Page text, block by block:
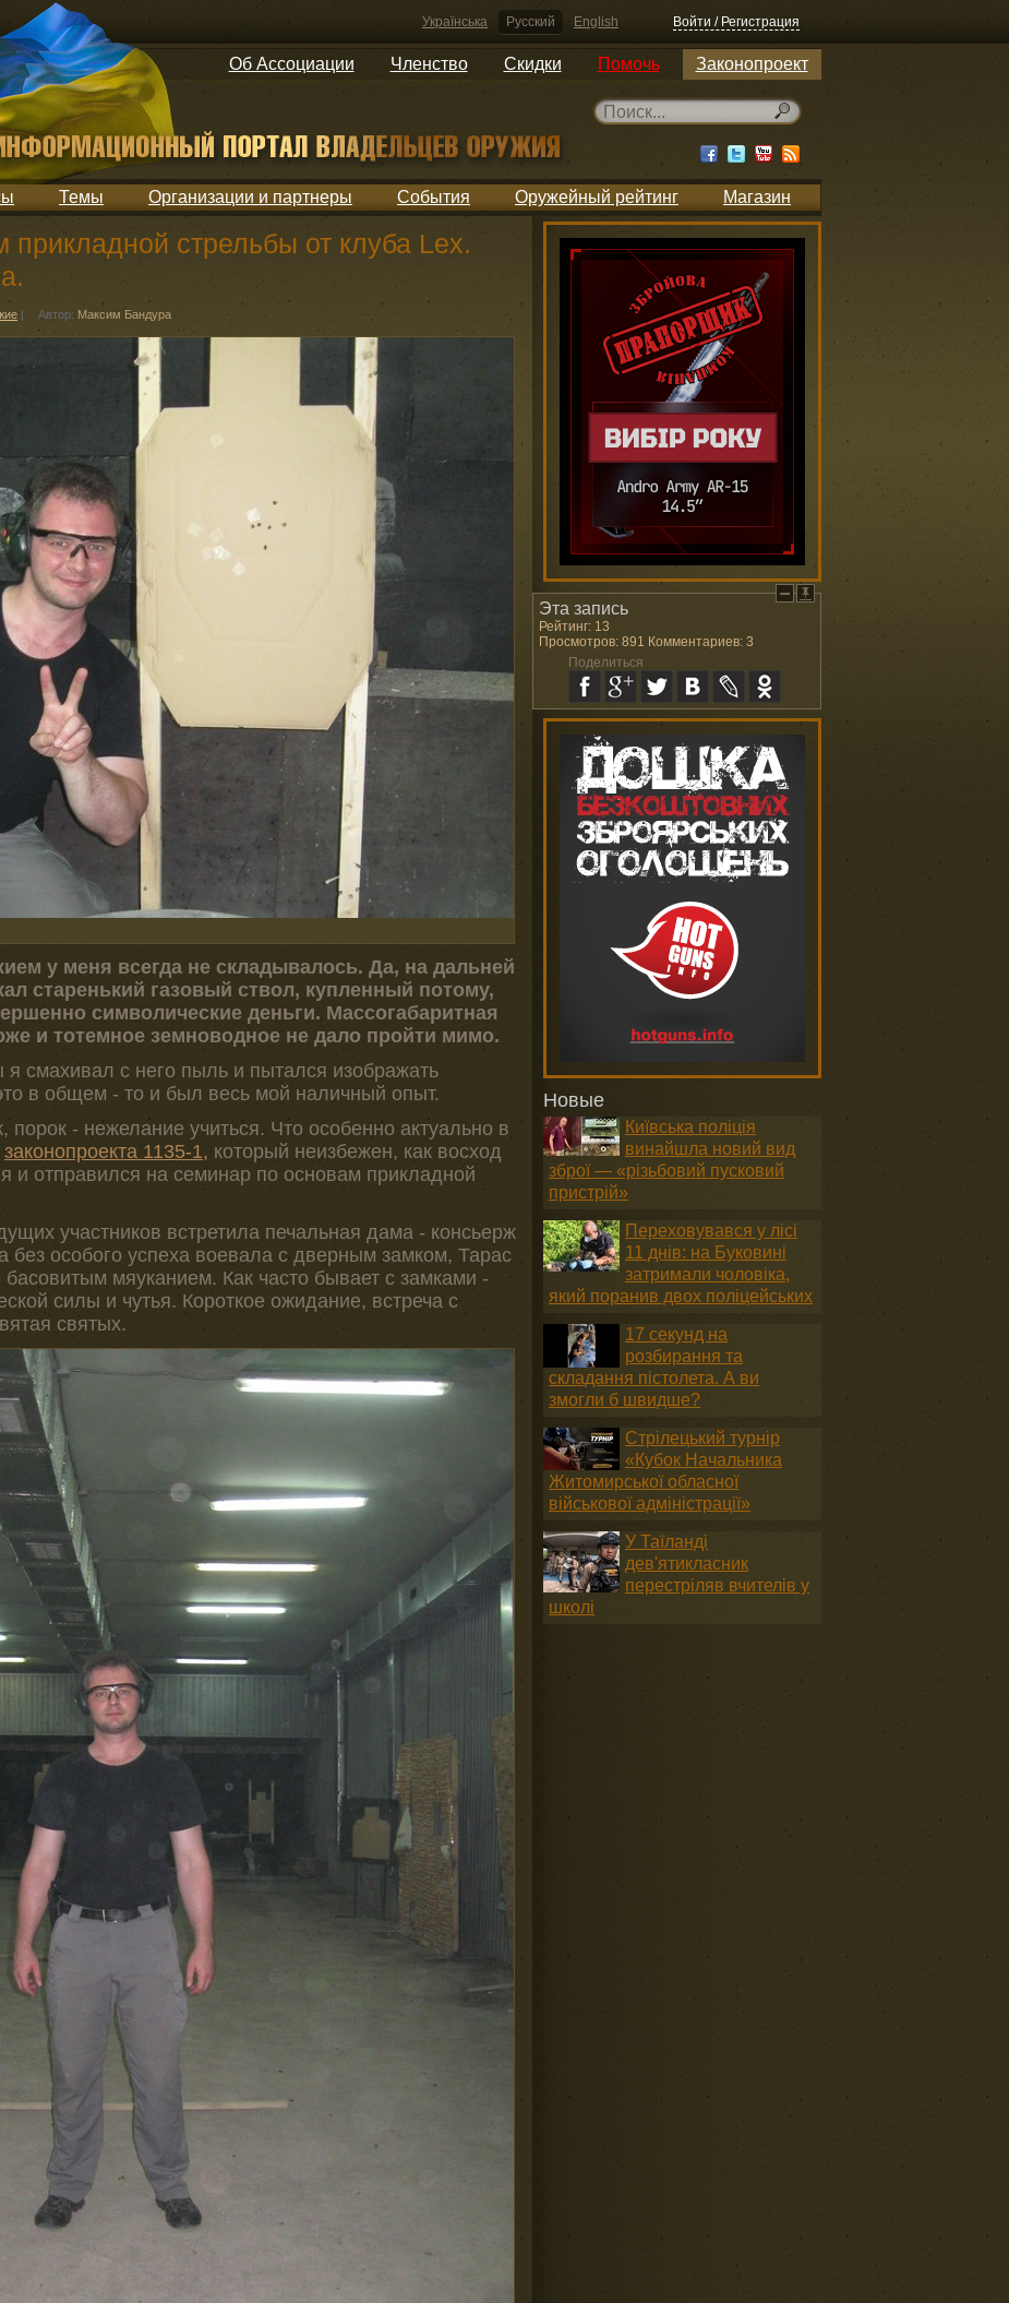
Українська Русский English Войти / Регистрация
Об Ассоциации Членство Скидки Помочь Законопроект
Темы Организации и партнеры События Оружейный рейтинг Магазин
стрельбы от клуба Lex.
| Автор: Максим Бандура
у меня всегда не складывалось. Да, на дальней
старенький газовый ствол, купленный потому,
символические деньги. Массогабаритная
и тотемное земноводное не дало пройти мимо.
смахивал с него пыль и пытался изображать
в общем - то и был весь мой наличный опыт.
порок - нежелание учиться. Что особенно актуально в
законопроекта 1135-1, который неизбежен, как восход
и отправился на семинар по основам прикладной
участников встретила печальная дама - консьерж
без особого успеха воевала с дверным замком, Тарас
мяуканием. Как часто бывает с замками -
силы и чутья. Короткое ожидание, встреча с
святых.
Новые
Київська поліція
винайшла новий вид
зброї — «різьбовий пусковий
пристрій»
Переховувався у лісі
11 днів: на Буковині
затримали чоловіка,
який поранив двох поліцейських
17 секунд на
розбирання та
складання пістолета. А ви
змогли б швидше?
Стрілецький турнір
«Кубок Начальника
Житомирської обласної
військової адміністрації»
У Таїланді
дев'ятикласник
перестріляв вчителів у
школі
Эта запись
Рейтинг: 13
Просмотров: 891 Комментариев: 3
Поделиться